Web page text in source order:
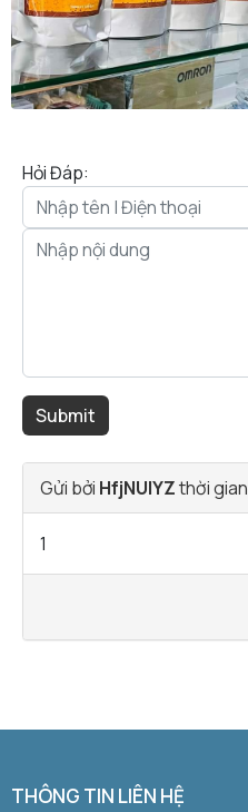
Hỏi Đáp:
Gửi bởi HfjNUlYZthời gian
1
THÔNG TIN LIÊN HỆ